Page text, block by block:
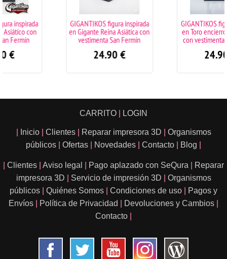
GIGANTIKOS figura inspirada
en Gigante Reina Asiática con
vestimenta San Fermín
GIGANTIKOS figura inspirada
en Toro encierro San Fermín
con vestimenta Pamplonica
CARRITO LOGIN
Inicio Clientes Reparar impresora 3D
Organismos
públicos
Ofertas Novedades Contacto Blog
Clientes Aviso legal Pago aplazado con SeQura
Reparar
impresora 3D
Servicio de impresión 3D
Organismos
públicos
Quiénes Somos Condiciones de uso
Pagos y
Envíos
Política de Privacidad Devoluciones y Cambios
Contacto